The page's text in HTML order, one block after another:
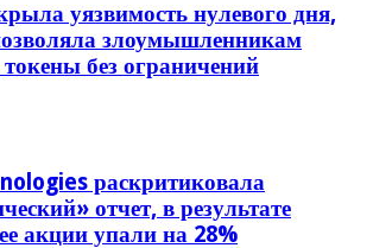
уязвимость нулевого дня,
злоумышленникам
токены без ограничений
раскритиковала
отчет, в результате
акции упали на 28%